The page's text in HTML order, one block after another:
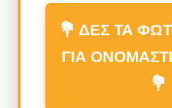
💐 ΔΕΣ ΤΑ
ΓΙΑ
💐